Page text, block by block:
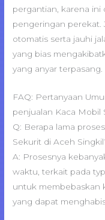
pergantian, karena
pengeringan perekat.
otomatis serta jauhi
yang bias
yang anyar terpasang.
FAQ: Pertanyaan
penjualan Kaca Mobil
Q: Berapa lama
Sekurit di Aceh
A: Prosesnya
waktu, terkait pada
untuk membebaskan
yang dapat